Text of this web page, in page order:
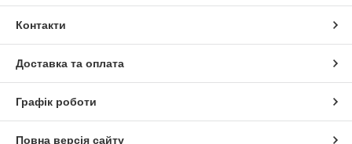
Контакти
Доставка та оплата
Графік роботи
Повна версія сайту